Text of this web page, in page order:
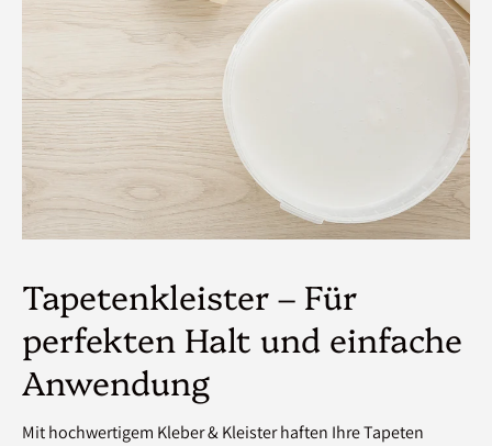
Tapetenkleister – Für
perfekten Halt und einfache
Anwendung
Mit hochwertigem Kleber & Kleister haften Ihre Tapeten